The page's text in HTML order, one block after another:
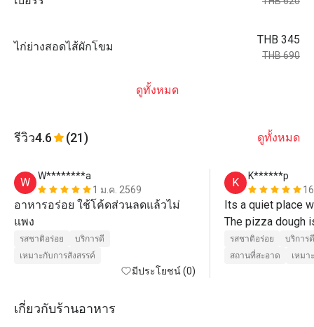
ไก่ย่างสอดไส้ผักโขม
THB 345
THB 690
ดูทั้งหมด
รีวิว4.6 (21) ดูทั้งหมด
W
W********a
1 ม.ค. 2569
อาหารอร่อย ใช้โค้ดส่วนลดแล้วไม่
แพง
รสชาติอร่อย
บริการดี
เหมาะกับการสังสรรค์
มีประโยชน์ (0)
K
K******p
Its a quiet place
The pizza dough
รสชาติอร่อย
บริการดี
สถานที่สะอาด
เหมา
เกี่ยวกับร้านอาหาร